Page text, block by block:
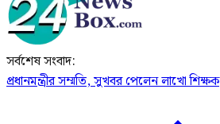
সর্বশেষ সংবাদ:
প্রধানমন্ত্রীর সম্মতি, সুখবর পেলেন লাখো শিক্ষক